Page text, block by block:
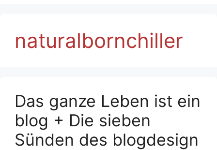
naturalbornchiller
Das ganze Leben ist ein
blog + Die sieben
Sünden des blogdesign